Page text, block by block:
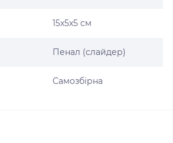
15х5х5 см
Пенал (слайдер)
Самозбірна